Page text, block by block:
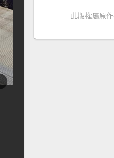
此版權屬原